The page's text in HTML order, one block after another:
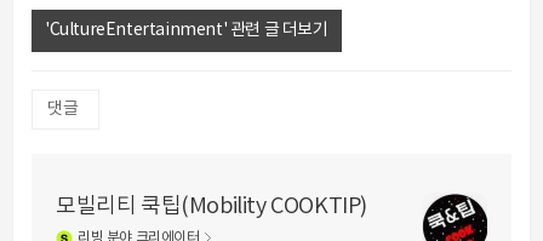
'CultureEntertainment' 관련 글 더보기
댓글
모빌리티 쿡팁(Mobility COOKTIP)
리빙 분야 크리에이터